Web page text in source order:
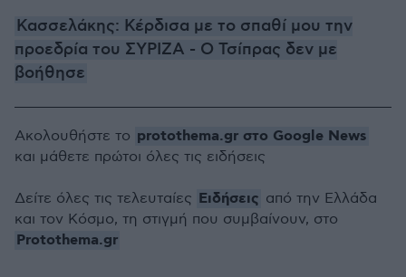
Κασσελάκης: Κέρδισα με το σπαθί μου την
προεδρία του ΣΥΡΙΖΑ - Ο Τσίπρας δεν με
βοήθησε
Ακολουθήστε το protothema.gr στο Google News
και μάθετε πρώτοι όλες τις ειδήσεις
Δείτε όλες τις τελευταίες Ειδήσεις από την Ελλάδα
και τον Κόσμο, τη στιγμή που συμβαίνουν, στο
Protothema.gr